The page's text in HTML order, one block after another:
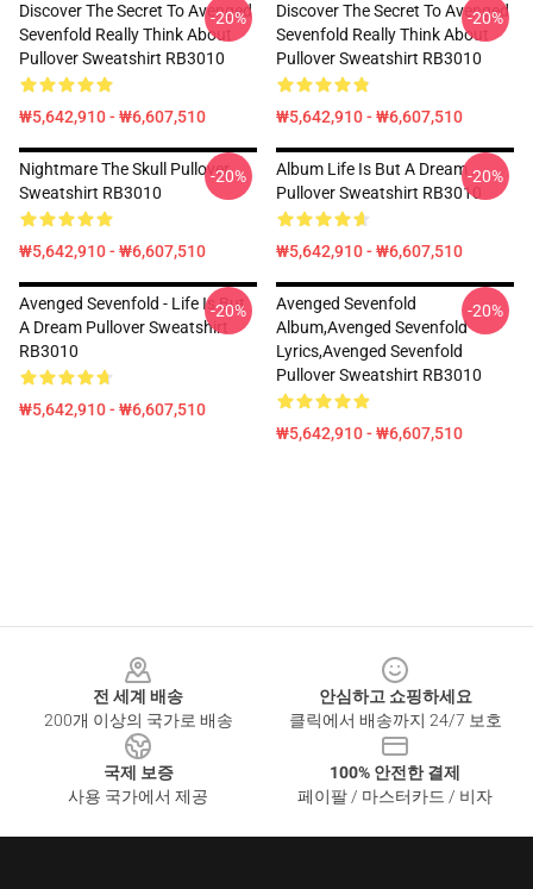
Discover The Secret To Avenged
Sevenfold Really Think About
Pullover Sweatshirt RB3010
₩5,642,910 - ₩6,607,510
-20%
Discover The Secret To Avenged
Sevenfold Really Think About
Pullover Sweatshirt RB3010
₩5,642,910 - ₩6,607,510
-20%
Nightmare The Skull Pullover
Sweatshirt RB3010
₩5,642,910 - ₩6,607,510
-20%
Album Life Is But A Dream ...
Pullover Sweatshirt RB3010
₩5,642,910 - ₩6,607,510
-20%
Avenged Sevenfold - Life Is But
A Dream Pullover Sweatshirt
RB3010
₩5,642,910 - ₩6,607,510
-20%
Avenged Sevenfold
Album,avenged Sevenfold
Lyrics,avenged Sevenfold
Pullover Sweatshirt RB3010
₩5,642,910 - ₩6,607,510
-20%
전 세계 배송
200개 이상의 국가로 배송
안심하고 쇼핑하세요
클릭에서 배송까지 24/7 보호
국제 보증
사용 국가에서 제공
100% 안전한 결제
페이팔 / 마스터카드 / 비자